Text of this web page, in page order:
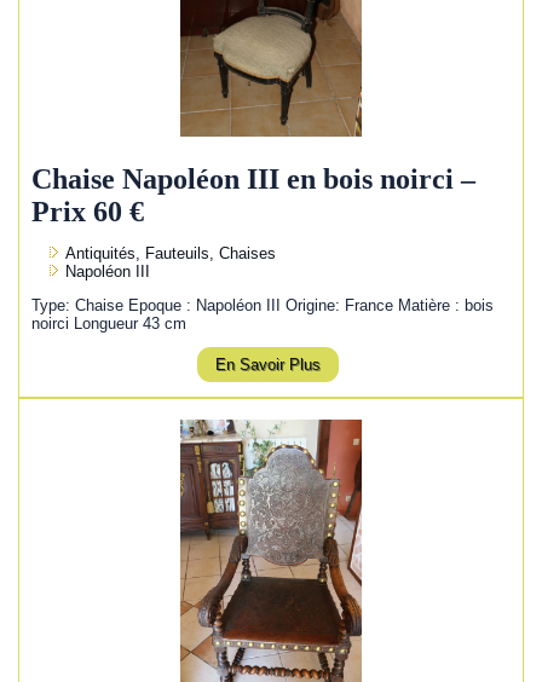
Chaise Napoléon III en bois noirci –
Prix 60 €
Antiquités, Fauteuils, Chaises
Napoléon III
Type: Chaise Epoque : Napoléon III Origine: France Matière : bois
noirci Longueur 43 cm
En Savoir Plus